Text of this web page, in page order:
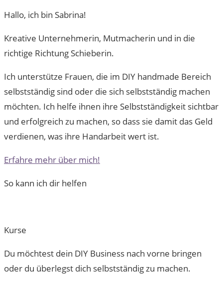
Hallo, ich bin Sabrina!
Kreative Unternehmerin, Mutmacherin und in die
richtige Richtung Schieberin.
Ich unterstütze Frauen, die im DIY handmade Bereich
selbstständig sind oder die sich selbstständig machen
möchten. Ich helfe ihnen ihre Selbstständigkeit sichtbar
und erfolgreich zu machen, so dass sie damit das Geld
verdienen, was ihre Handarbeit wert ist.
Erfahre mehr über mich!
So kann ich dir helfen
Kurse
Du möchtest dein DIY Business nach vorne bringen
oder du überlegst dich selbstständig zu machen.